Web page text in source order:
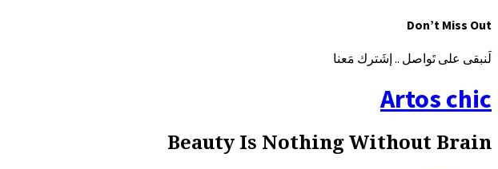
Don’t Miss Out
لَنبقى على تَواصل .. إشَترك مَعنا
Artos chic
Beauty Is Nothing Without Brain